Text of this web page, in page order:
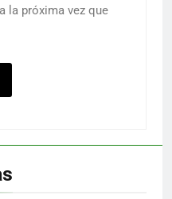
la próxima vez que